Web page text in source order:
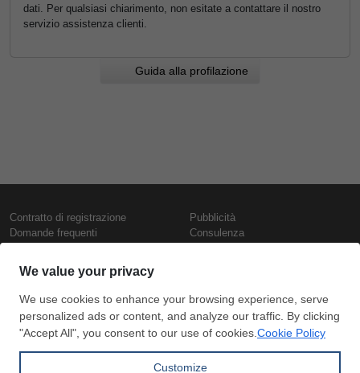
dati. Per qualsiasi chiarimento, non esitate a contattare il nostro
servizio assistenza clienti.
Guida alla profilazione
Contratto di registrazione
Domande frequenti
Presentazione
Contattaci
Termini di utilizzo
Politica di riservatezza
Pubblicità
Consulenza
Prezzi e indici
Marketplace Inc.